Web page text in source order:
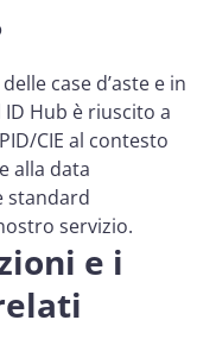
case d’aste e in
Hub è riuscito a
CIE al contesto
alla data
standard
servizio.
e i